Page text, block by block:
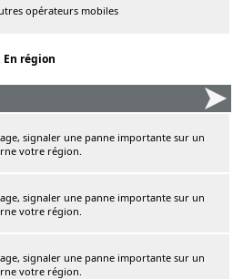
opérateurs mobiles
En région
signaler une panne importante sur un
votre région.
signaler une panne importante sur un
votre région.
signaler une panne importante sur un
votre région.